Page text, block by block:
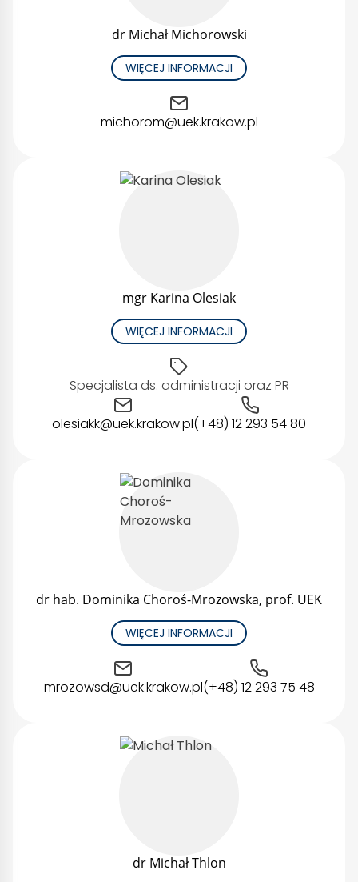
dr Michał Michorowski
WIĘCEJ INFORMACJI
michorom@uek.krakow.pl
mgr Karina Olesiak
WIĘCEJ INFORMACJI
Specjalista ds. administracji oraz PR
olesiakk@uek.krakow.pl(+48) 12 293 54 80
dr hab. Dominika Choroś-Mrozowska, prof. UEK
WIĘCEJ INFORMACJI
mrozowsd@uek.krakow.pl(+48) 12 293 75 48
dr Michał Thlon